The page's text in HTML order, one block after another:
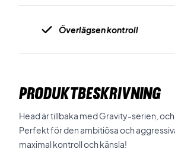
Överlägsen kontroll
PRODUKTBESKRIVNING
Head är tillbaka med Gravity-serien,
Perfekt för den ambitiösa och
maximal kontroll och känsla!